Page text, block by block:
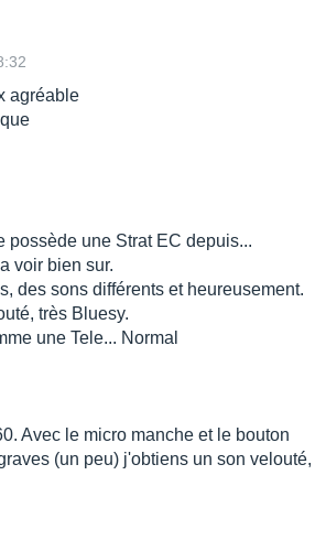
agréable
possède une Strat EC depuis...
voir bien sur.
des sons différents et heureusement.
très Bluesy.
une Tele... Normal
Avec le micro manche et le bouton
(un peu) j'obtiens un son velouté,